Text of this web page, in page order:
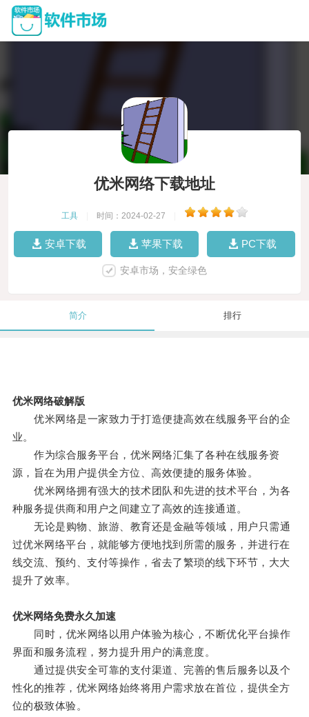
优米网络下载地址
工具 时间：2024-02-27
安卓下载 苹果下载 PC下载
安卓市场，安全绿色
简介 排行
优米网络破解版
优米网络是一家致力于打造便捷高效在线服务平台的企
业。
作为综合服务平台，优米网络汇集了各种在线服务资
源，旨在为用户提供全方位、高效便捷的服务体验。
优米网络拥有强大的技术团队和先进的技术平台，为各
种服务提供商和用户之间建立了高效的连接通道。
无论是购物、旅游、教育还是金融等领域，用户只需通
过优米网络平台，就能够方便地找到所需的服务，并进行在
线交流、预约、支付等操作，省去了繁琐的线下环节，大大
提升了效率。
优米网络免费永久加速
同时，优米网络以用户体验为核心，不断优化平台操作
界面和服务流程，努力提升用户的满意度。
通过提供安全可靠的支付渠道、完善的售后服务以及个
性化的推荐，优米网络始终将用户需求放在首位，提供全方
位的极致体验。